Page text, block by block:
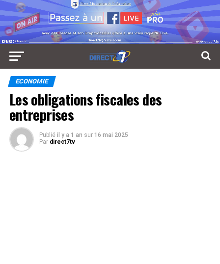
ECONOMIE
Les obligations fiscales des
entreprises
Publié il y a 1 an sur 16 mai 2025
Par direct7tv